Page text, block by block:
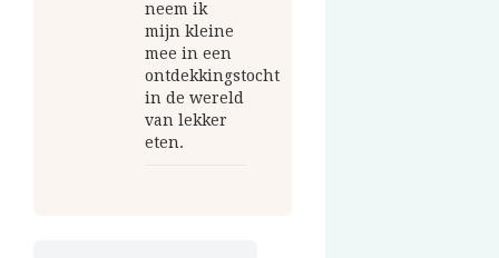
neem ik
mijn kleine
mee in een
ontdekkingstocht
in de wereld
van lekker
eten.